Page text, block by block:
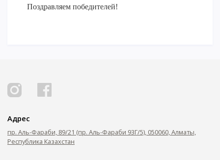
Поздравляем победителей!
Адрес
пр. Аль-Фараби, 89/21 (пр. Аль-Фараби 93Г/5), 050060, Алматы,
Республика Казахстан